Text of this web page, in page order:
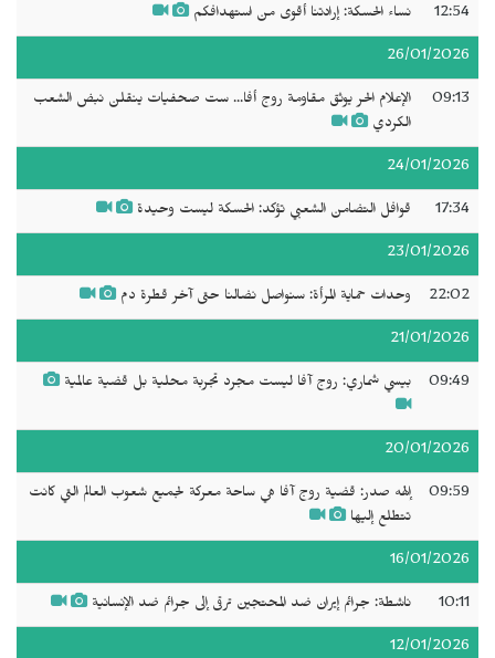
12:54 نساء الحسكة: إرادتنا أقوى من استهدافكم
26/01/2026
09:13
الإعلام الحر يوثق مقاومة روج أفا... ست صحفيات ينقلن نبض الشعب
الكردي
24/01/2026
17:34 قوافل التضامن الشعبي تؤكد: الحسكة ليست وحيدة
23/01/2026
22:02 وحدات حماية المرأة: سنواصل نضالنا حتى آخر قطرة دم
21/01/2026
09:49 بيسي شماري: روج آفا ليست مجرد تجربة محلية بل قضية عالمية
20/01/2026
09:59
إلهه صدر: قضية روج آفا هي ساحة معركة لجميع شعوب العالم التي كانت
تتطلع إليها
16/01/2026
10:11 ناشطة: جرائم إيران ضد المحتجين ترقى إلى جرائم ضد الإنسانية
12/01/2026